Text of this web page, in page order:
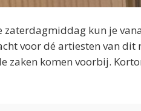
zaterdagmiddag kun je
voor dé artiesten van dit
zaken komen voorbij.